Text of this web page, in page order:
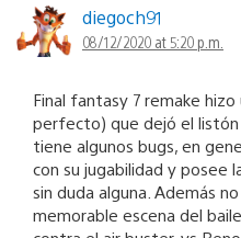
diegoch91
08/12/2020 at 5:20 p.m.
Final fantasy 7 remake
perfecto) que dejó el listón
tiene algunos bugs, en
con su jugabilidad y posee
sin duda alguna. Además
memorable escena del